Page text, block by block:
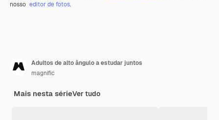
nosso editor de fotos.
Adultos de alto ângulo a estudar juntos
magnific
Mais nesta sérieVer tudo